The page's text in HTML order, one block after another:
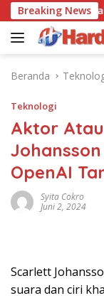
Langsung
ke
konten
Breaking News
Saling Balas
Beranda
Teknologi
Aktor
OpenAI
Syita Cokro
Juni 2, 2024
Scarlett
suara dan ciri